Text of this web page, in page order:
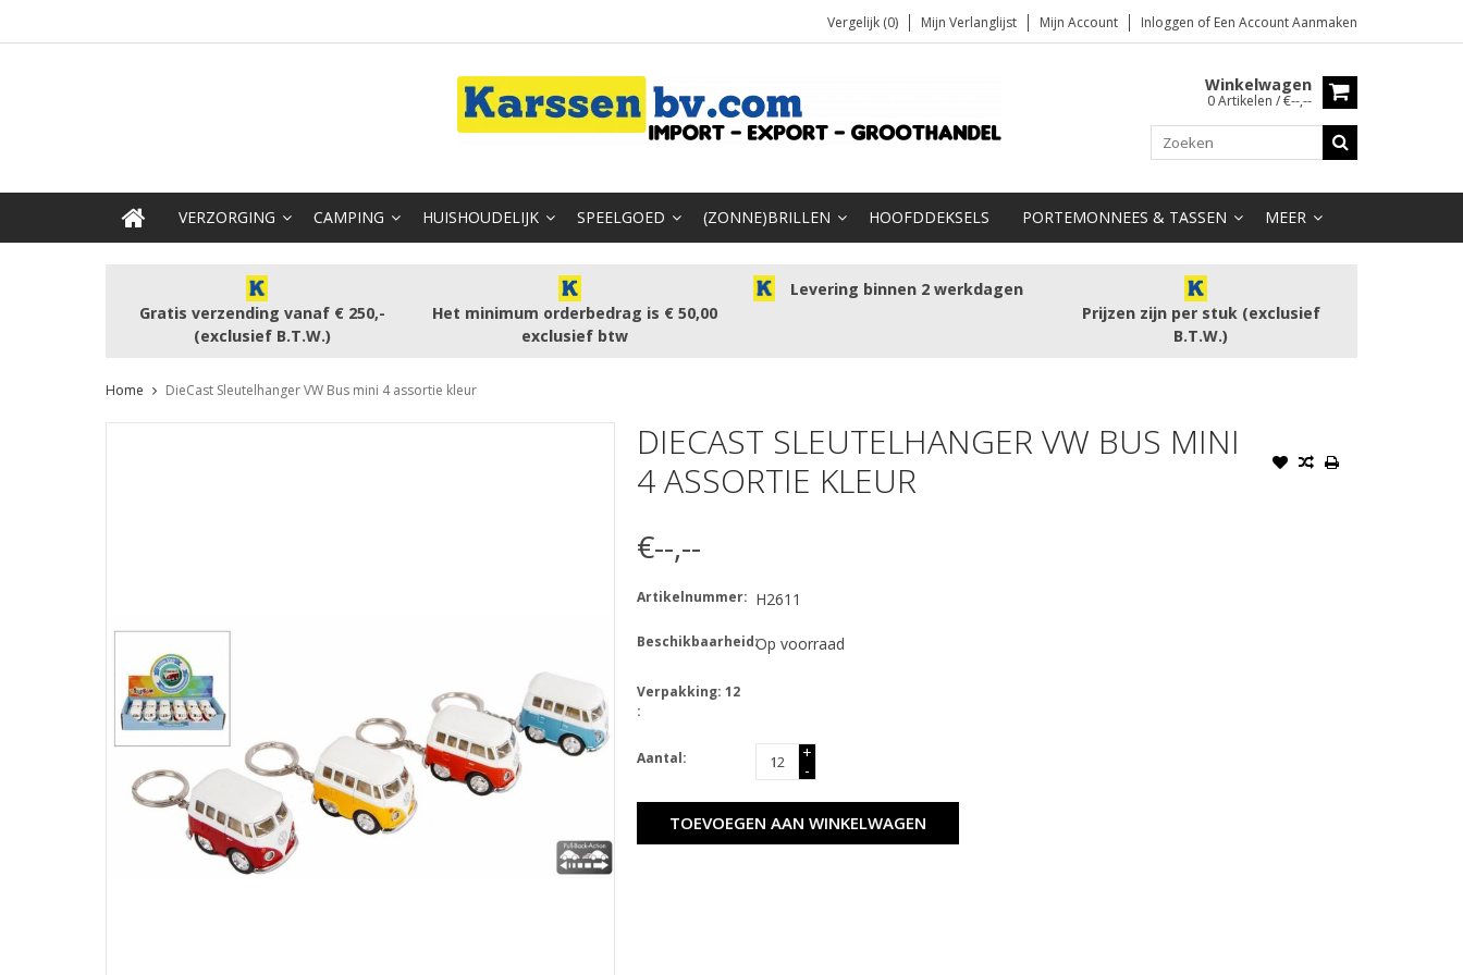
Vergelijk (0) Mijn Verlanglijst Mijn Account Inloggen of Een Account Aanmaken
Winkelwagen
0 Artikelen / €--,--
VERZORGING CAMPING HUISHOUDELIJK SPEELGOED (ZONNE)BRILLEN HOOFDDEKSELS PORTEMONNEES & TASSEN MEER
Gratis verzending vanaf € 250,-
(exclusief B.T.W.)
Het minimum orderbedrag is € 50,00
exclusief btw
Levering binnen 2 werkdagen
Prijzen zijn per stuk (exclusief
B.T.W.)
Home DieCast Sleutelhanger VW Bus mini 4 assortie kleur
DIECAST SLEUTELHANGER VW BUS MINI
4 ASSORTIE KLEUR
€--,--
Artikelnummer: H2611
Beschikbaarheid:Op voorraad
Verpakking: 12
:
Aantal:
+
-
TOEVOEGEN AAN WINKELWAGEN